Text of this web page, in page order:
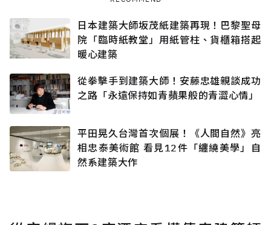
日本建築大師坂茂紙建築再現！巴黎聖母
院「臨時紙教堂」用紙管柱、貨櫃箱搭起
暖心建築
從拳擊手到建築大師！安藤忠雄親談成功
之路「永遠保持如青蘋果般的青澀心情」
平田晃久台灣首次個展！《人間自然》亮
相忠泰美術館 看見12件「纏繞美學」自
然系建築大作